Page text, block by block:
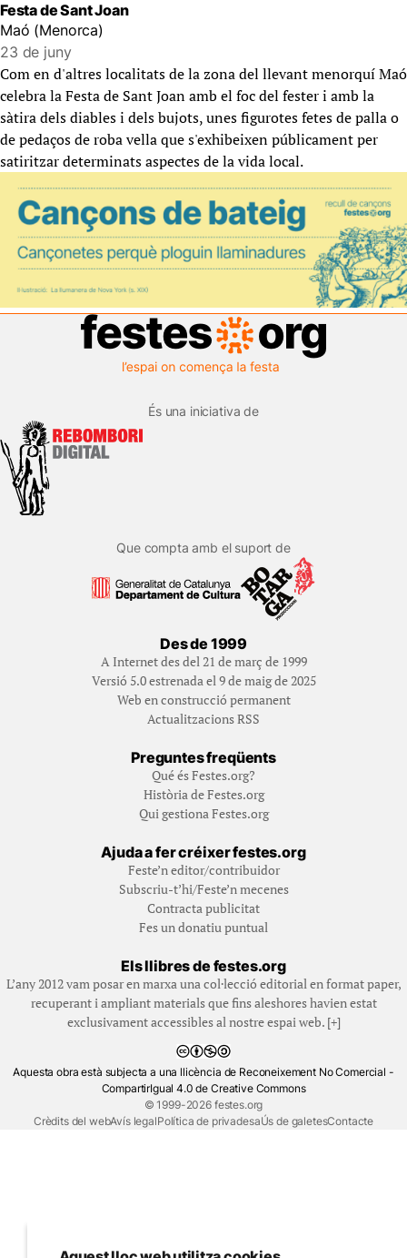
Festa de Sant Joan
Maó (Menorca)
23 de juny
Com en d'altres localitats de la zona del llevant menorquí Maó
celebra la Festa de Sant Joan amb el foc del fester i amb la
sàtira dels diables i dels bujots, unes figurotes fetes de palla o
de pedaços de roba vella que s'exhibeixen públicament per
satiritzar determinats aspectes de la vida local.
És una iniciativa de
Que compta amb el suport de
Des de 1999
A Internet des del 21 de març de 1999
Versió 5.0 estrenada el 9 de maig de 2025
Web en construcció permanent
Actualitzacions RSS
Preguntes freqüents
Qué és Festes.org?
Història de Festes.org
Qui gestiona Festes.org
Ajuda a fer créixer festes.org
Feste’n editor/contribuidor
Subscriu-t’hi/Feste’n mecenes
Contracta publicitat
Fes un donatiu puntual
Els llibres de festes.org
L’any 2012 vam posar en marxa una col·lecció editorial en format paper,
recuperant i ampliant materials que fins aleshores havien estat
exclusivament accessibles al nostre espai web. [+]
Aquesta obra està subjecta a una llicència de Reconeixement No Comercial -
CompartirIgual 4.0 de Creative Commons
© 1999-2026 festes.org
Crèdits del webAvís legalPolítica de privadesaÚs de galetesContacte